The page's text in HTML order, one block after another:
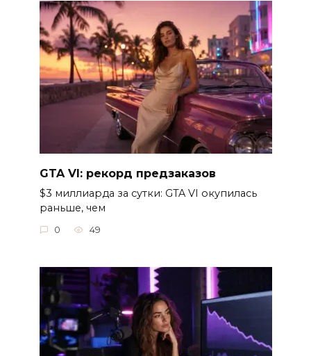
GTA VI: рекорд предзаказов
$3 миллиарда за сутки: GTA VI окупилась
раньше, чем
0 49